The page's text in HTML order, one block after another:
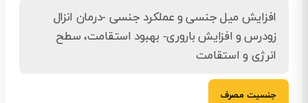
افزایش میل جنسی و عملکرد جنسی -درمان انزال
زودرس و افزایش باروری- بهبود استقامت، سطح
انرژی و استقامت
جنسیت مصرف